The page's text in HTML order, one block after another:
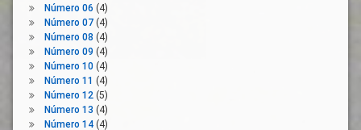
Número 06 (4)
Número 07(4)
Número 08 (4)
Número 09 (4)
Número 10(4)
Número 11 (4)
Número 12(5)
Número 13 (4)
Número 14(4)